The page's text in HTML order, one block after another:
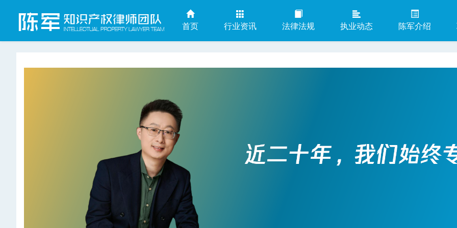
首页 行业资讯 法律法规 执业动态 陈军介绍